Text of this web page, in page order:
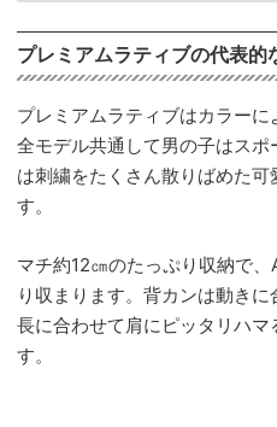
プレミアムラティブの代表的
プレミアムラティブはカラーに
全モデル共通して男の子はス
は刺繍をたくさん散りばめた
す。
マチ約12㎝のたっぷり収納で
り収まります。背カンは動き
長に合わせて肩にピッタリハ
す。